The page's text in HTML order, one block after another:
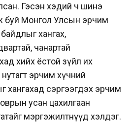
Гэсэн хэдий ч шинэ
буй Монгол Улсын эрчим
хангах,
чанартай
хийх ёстой зүйл их
эрчим хүчний
хангахад сэргээгдэх эрчим
усан цахилгаан
мэргэжилтнүүд хэлдэг.